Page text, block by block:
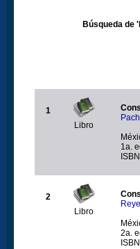
Búsqueda de
1
Libro
1a.
2
Libro
2a.